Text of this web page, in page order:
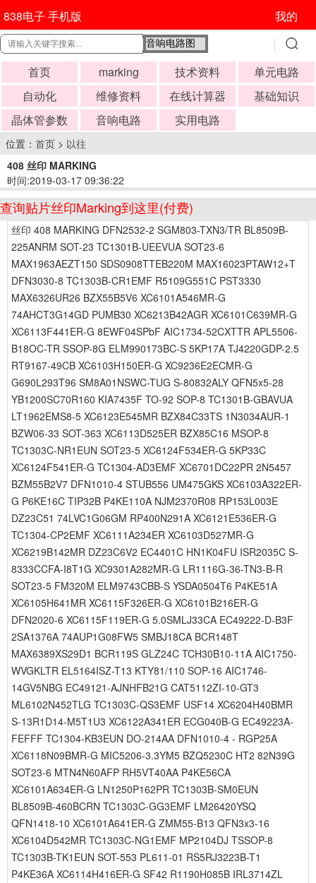
838电子 手机版 我的
首页 marking 技术资料
单元电路
自动化
维修资料 在线计算器
基础知识
晶体管参数
音响电路 实用电路
位置： 首页 > 以往
408 丝印 MARKING
时间:2019-03-17 09:36:22
查询贴片丝印Marking到这里(付费)
丝印 408 MARKING DFN2532-2 SGM803-TXN3/TR BL8509B-
225ANRM SOT-23 TC1301B-UEEVUA SOT23-6
MAX1963AEZT150 SDS0908TTEB220M MAX16023PTAW12+T
DFN3030-8 TC1303B-CR1EMF R5109G551C PST3330
MAX6326UR26 BZX55B5V6 XC6101A546MR-G
74AHCT3G14GD PUMB30 XC6213B42AGR XC6101C639MR-G
XC6113F441ER-G 8EWF04SPbF AIC1734-52CXTTR APL5506-
B18OC-TR SSOP-8G ELM990173BC-S 5KP17A TJ4220GDP-2.5
RT9167-49CB XC6103H150ER-G XC9236E2ECMR-G
G690L293T96 SM8A01NSWC-TUG S-80832ALY QFN5x5-28
YB1200SC70R160 KIA7435F TO-92 SOP-8 TC1301B-GBAVUA
LT1962EMS8-5 XC6123E545MR BZX84C33TS 1N3034AUR-1
BZW06-33 SOT-363 XC6113D525ER BZX85C16 MSOP-8
TC1303C-NR1EUN SOT23-5 XC6124F534ER-G 5KP33C
XC6124F541ER-G TC1304-AD3EMF XC6701DC22PR 2N5457
BZM55B2V7 DFN1010-4 STUB556 UM475GKS XC6103A322ER-
G P6KE16C TIP32B P4KE110A NJM2370R08 RP153L003E
DZ23C51 74LVC1G06GM RP400N291A XC6121E536ER-G
TC1304-CP2EMF XC6111A234ER XC6103D527MR-G
XC6219B142MR DZ23C6V2 EC4401C HN1K04FU ISR2035C S-
8333CCFA-I8T1G XC9301A282MR-G LR1116G-36-TN3-B-R
SOT23-5 FM320M ELM9743CBB-S YSDA0504T6 P4KE51A
XC6105H641MR XC6115F326ER-G XC6101B216ER-G
DFN2020-6 XC6115F119ER-G 5.0SMLJ33CA EC49222-D-B3F
2SA1376A 74AUP1G08FW5 SMBJ18CA BCR148T
MAX6389XS29D1 BCR119S GLZ24C TCH30B10-11A AIC1750-
WVGKLTR EL5164ISZ-T13 KTY81/110 SOP-16 AIC1746-
14GV5NBG EC49121-AJNHFB21G CAT5112ZI-10-GT3
ML6102N452TLG TC1303C-QS3EMF USF14 XC6204H40BMR
S-13R1D14-M5T1U3 XC6122A341ER ECG040B-G EC49223A-
FEFFF TC1304-KB3EUN DO-214AA DFN1010-4 - RGP25A
XC6118N09BMR-G MIC5206-3.3YM5 BZQ5230C HT2 82N39G
SOT23-6 MTN4N60AFP RH5VT40AA P4KE56CA
XC6101A634ER-G LN1250P162PR TC1303B-SM0EUN
BL8509B-460BCRN TC1303C-GG3EMF LM26420YSQ
QFN1418-10 XC6101A641ER-G ZMM55-B13 QFN3x3-16
XC6104D542MR TC1303C-NG1EMF MP2104DJ TSSOP-8
TC1303B-TK1EUN SOT-553 PL611-01 RS5RJ3223B-T1
P4KE36A XC6114H416ER-G SF42 R1190H085B IRL3714ZL